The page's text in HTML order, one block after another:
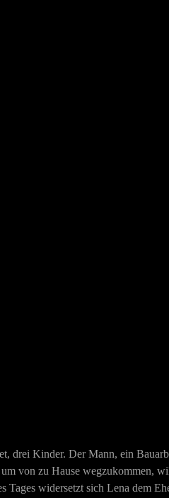
drei Kinder. Der Mann, ein
von zu Hause wegzukommen,
widersetzt sich Lena dem